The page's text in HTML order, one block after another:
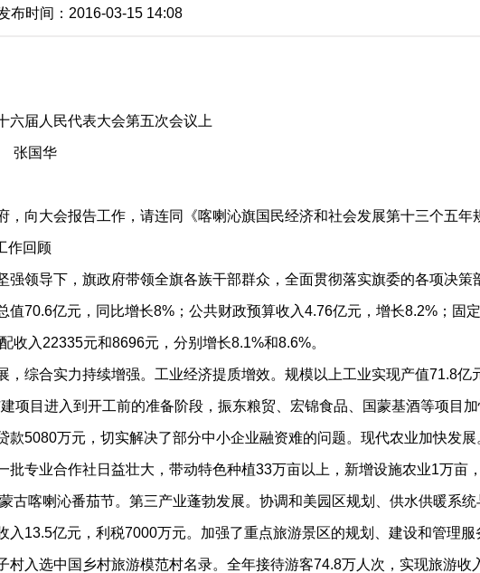
时间：2016-03-15 14:08
届人民代表大会第五次会议上
张国华
向大会报告工作，请连同《喀喇沁旗国民经济和社会发展第十三个五年
作回顾
领导下，旗政府带领全旗各族干部群众，全面贯彻落实旗委的各项决
值70.6亿元，同比增长8%；公共财政预算收入4.76亿元，增长8.2%；
收入22335元和8696元，分别增长8.1%和8.6%。
综合实力持续增强。工业经济提质增效。规模以上工业实现产值71.8
项目进入到开工前的准备阶段，振东粮贸、宏锦食品、国蒙基酒等项目
款5080万元，切实解决了部分中小企业融资难的问题。现代农业加快发
批专业合作社日益壮大，带动特色种植33万亩以上，新增设施农业1万
古喀喇沁番茄节。第三产业蓬勃发展。协调和美园区规划、供水供暖系
入13.5亿元，利税7000万元。加强了重点旅游景区的规划、建设和管理
村入选中国乡村旅游模范村名录。全年接待游客74.8万人次，实现旅游收